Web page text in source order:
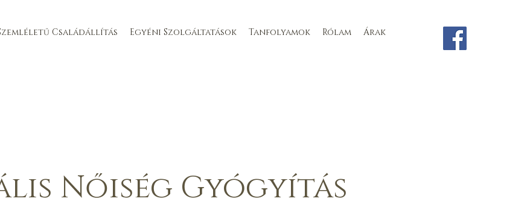
Családállítás Egyéni Szolgáltatások Tanfolyamok Rólam Árak
Nőiség Gyógyítás